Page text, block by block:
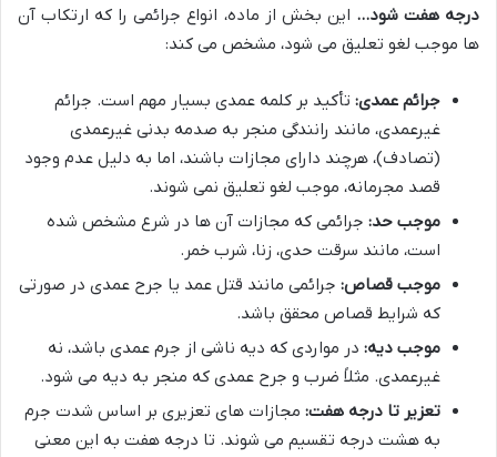
درجه هفت شود… این بخش از ماده، انواع جرائمی را که ارتکاب آن
ها موجب لغو تعلیق می شود، مشخص می کند:
جرائم عمدی: تأکید بر کلمه عمدی بسیار مهم است. جرائم
غیرعمدی، مانند رانندگی منجر به صدمه بدنی غیرعمدی
(تصادف)، هرچند دارای مجازات باشند، اما به دلیل عدم وجود
قصد مجرمانه، موجب لغو تعلیق نمی شوند.
موجب حد: جرائمی که مجازات آن ها در شرع مشخص شده
است، مانند سرقت حدی، زنا، شرب خمر.
موجب قصاص: جرائمی مانند قتل عمد یا جرح عمدی در صورتی
که شرایط قصاص محقق باشد.
موجب دیه: در مواردی که دیه ناشی از جرم عمدی باشد، نه
غیرعمدی. مثلاً ضرب و جرح عمدی که منجر به دیه می شود.
تعزیر تا درجه هفت: مجازات های تعزیری بر اساس شدت جرم
به هشت درجه تقسیم می شوند. تا درجه هفت به این معنی